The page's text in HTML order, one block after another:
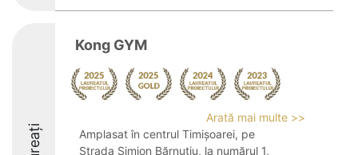
Kong GYM
Arată mai multe >>
Amplasat în centrul Timișoarei, pe
Strada Simion Bărnuțiu, la numărul 1,